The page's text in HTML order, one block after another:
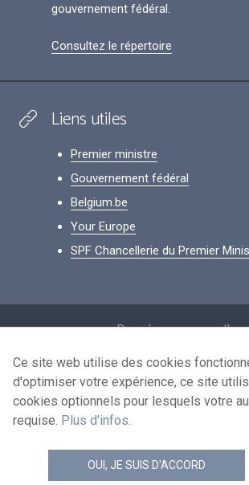
gouvernement fédéral.
Consultez le répertoire
Liens utiles
Premier ministre
Gouvernement fédéral
Belgium.be
Your Europe
SPF Chancellerie du Premier
Données personnelles
Conditions de
Contactez-nous
news.belgium flux RSS
Ce site web utilise des cookies
d'optimiser votre expérience, ce site
cookies optionnels pour lesquels votre
requise. Plus d'infos.
OUI, JE SUIS D'ACCORD